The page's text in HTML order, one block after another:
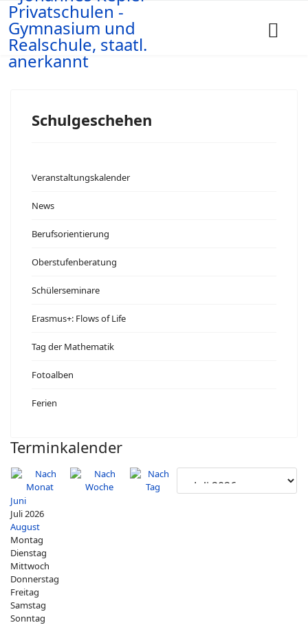
Schulgeschehen
Veranstaltungskalender
News
Berufsorientierung
Oberstufenberatung
Schülerseminare
Erasmus+: Flows of Life
Tag der Mathematik
Fotoalben
Ferien
Terminkalender
Juni
Juli 2026
August
Montag
Dienstag
Mittwoch
Donnerstag
Freitag
Samstag
Sonntag